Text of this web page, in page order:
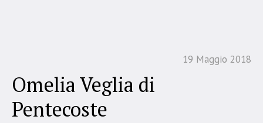
19 Maggio 2018
Omelia Veglia di
Pentecoste